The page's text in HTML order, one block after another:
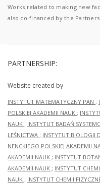
Works related to making new
also co-financed by the Partners.
PARTNERSHIP:
Website created by
INSTYTUT MATEMATYCZNY PAN ;
POLSKIEJ AKADEMII NAUK ;
NAUK ; INSTYTUT BADAŃ
LEŚNICTWA ; INSTYTUT BIOLOGII
NENCKIEGO POLSKIEJ AKADEMII
AKADEMII NAUK ; INSTYTUT
AKADEMII NAUK ; INSTYTUT
NAUK ; INSTYTUT CHEMII